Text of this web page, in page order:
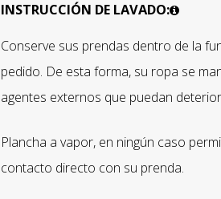
INSTRUCCIÓN DE LAVADO:
Conserve sus prendas dentro de la
pedido. De esta forma, su ropa se
agentes externos que puedan
Plancha a vapor, en ningún caso
contacto directo con su prenda.